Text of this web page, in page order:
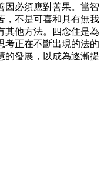
必須應對善果。當智
，不是可喜和具有無我
其他方法。四念住是為
考正在不斷出現的法的
的發展，以成為逐漸提